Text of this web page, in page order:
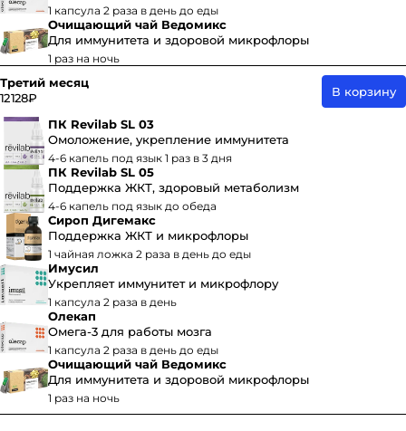
1 капсула 2 раза в день до еды
Очищающий чай Ведомикс
Для иммунитета и здоровой микрофлоры
1 раз на ночь
Третий месяц
12 128 ₽
В корзину
ПК Revilab SL 03
Омоложение, укрепление иммунитета
4-6 капель под язык 1 раз в 3 дня
ПК Revilab SL 05
Поддержка ЖКТ, здоровый метаболизм
4-6 капель под язык до обеда
Сироп Дигемакс
Поддержка ЖКТ и микрофлоры
1 чайная ложка 2 раза в день до еды
Имусил
Укрепляет иммунитет и микрофлору
1 капсула 2 раза в день
Олекап
Омега-3 для работы мозга
1 капсула 2 раза в день до еды
Очищающий чай Ведомикс
Для иммунитета и здоровой микрофлоры
1 раз на ночь